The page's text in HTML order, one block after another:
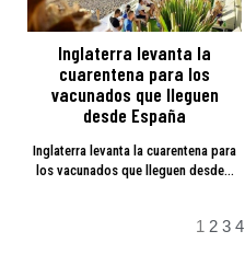
Inglaterra levanta la
cuarentena para los
vacunados que lleguen
desde España
Inglaterra levanta la cuarentena para
los vacunados que lleguen desde…
1 2 3 4